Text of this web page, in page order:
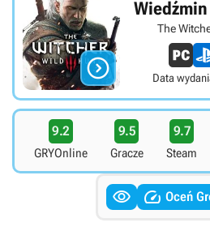

The
Data
9.2
GRYOnline
9.5
Gracze
9.7
Steam
  Oceń